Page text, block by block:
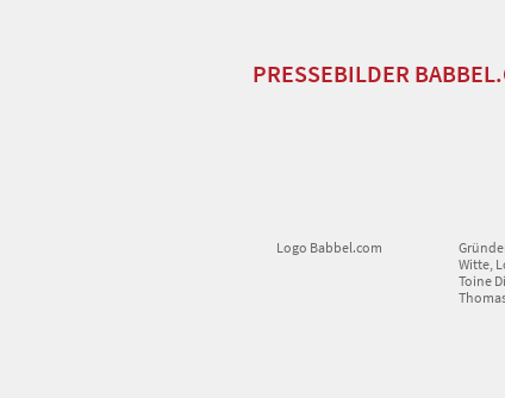
PRESSEBILDER
Logo Babbel.com
Witte,
Toine